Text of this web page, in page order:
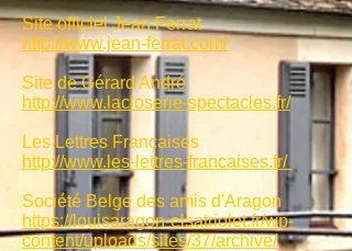
Site officiel Jean Ferrat
http://www.jean-ferrat.com/
Site de Gérard André
http://www.lacloserie-spectacles.fr/
Les Lettres Françaises
http://www.les-lettres-francaises.fr/
Société Belge des amis d'Aragon
https://louisaragon-elsatriolet.fr/wp-
content/uploads/sites/37/archive/